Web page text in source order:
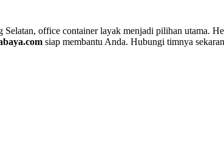
office container layak menjadi pilihan utama.
siap membantu Anda. Hubungi timnya